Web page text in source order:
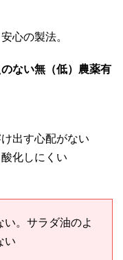
心の製法。
ない無（低）農薬有
出す心配がない
化しにくい
い。サラダ油のよ
い